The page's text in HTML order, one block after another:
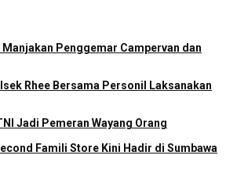
Manjakan Penggemar Campervan dan
Rhee Bersama Personil Laksanakan
Jadi Pemeran Wayang Orang
Famili Store Kini Hadir di Sumbawa